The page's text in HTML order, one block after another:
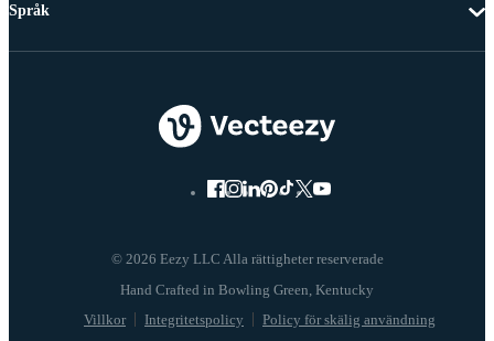
© 2026 Eezy LLC Alla rättigheter reserverade
Villkor Integritetspolicy Policy för skälig användning
Språk